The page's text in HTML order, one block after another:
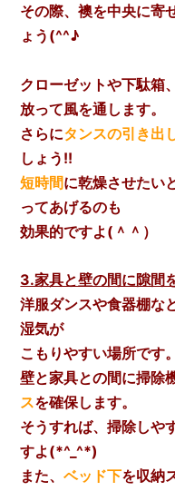
その際、襖を中央に寄
ょう(^^♪
クローゼットや下駄箱
放って風を通します。
さらにタンスの引き出
しょう!!
短時間に乾燥させたい
ってあげるのも
効果的ですよ(＾＾）
3.家具と壁の間に隙間
洋服ダンスや食器棚な
湿気が
こもりやすい場所です。
壁と家具との間に掃除
スを確保します。
そうすれば、掃除しや
すよ(*^_^*)
また、ベッド下を収納